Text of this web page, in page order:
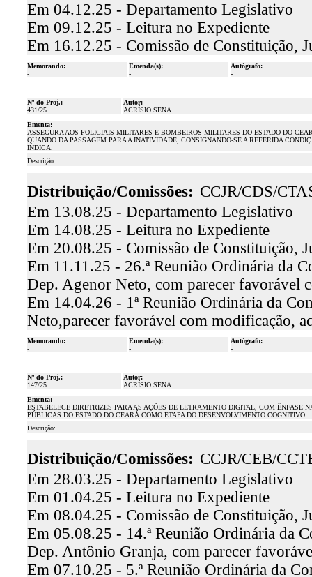
Em 04.12.25 - Departamento Legislativo
Em 09.12.25 - Leitura no Expediente
Em 16.12.25 - Comissão de Constituição,
Memorando:
-
Emenda(s):
-
Autógrafo:
-
Nº do Proj.:
431/25
Autor:
ACRÍSIO SENA
Ementa:
ASSEGURA AOS POLICIAIS MILITARES E BOMBEIROS MILITARES DO ESTADO DO
QUANDO DA PASSAGEM PARA A INATIVIDADE, CONSIGNANDO-SE A REFERIDA
INDICA.
Descrição:
Distribuição/Comissões: CCJR/CDS/
Em 13.08.25 - Departamento Legislativo
Em 14.08.25 - Leitura no Expediente
Em 20.08.25 - Comissão de Constituição,
Em 11.11.25 - 26.ª Reunião Ordinária da
Dep. Agenor Neto, com parecer favorável
Em 14.04.26 - 1ª Reunião Ordinária da
Neto,parecer favorável com modificação,
Memorando:
-
Emenda(s):
-
Autógrafo:
-
Nº do Proj.:
147/25
Autor:
ACRÍSIO SENA
Ementa:
ESTABELECE DIRETRIZES PARA AS AÇÕES DE LETRAMENTO DIGITAL, COM
PÚBLICAS DO ESTADO DO CEARÁ COMO ETAPA DO DESENVOLVIMENTO COGNITIVO.
Descrição:
Distribuição/Comissões: CCJR/CEB/
Em 28.03.25 - Departamento Legislativo
Em 01.04.25 - Leitura no Expediente
Em 08.04.25 - Comissão de Constituição,
Em 05.08.25 - 14.ª Reunião Ordinária da
Dep. Antônio Granja, com parecer
Em 07.10.25 - 5.ª Reunião Ordinária da